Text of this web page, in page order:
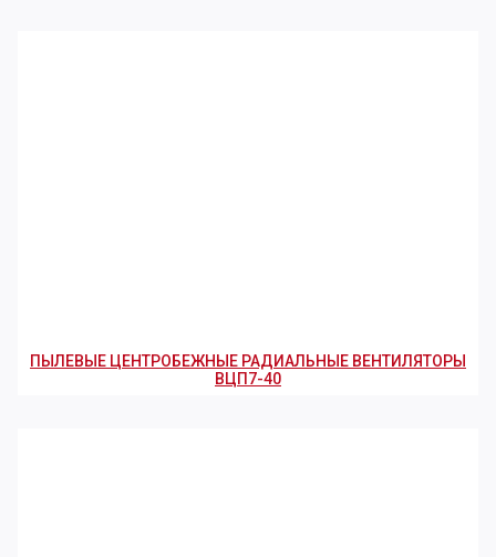
ПЫЛЕВЫЕ ЦЕНТРОБЕЖНЫЕ РАДИАЛЬНЫЕ ВЕНТИЛЯТОРЫ
ВЦП7-40